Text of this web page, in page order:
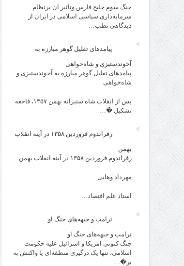
جنگ سوم خلیج فارس وتاثیر ان برنظام
سرمایه‌داری سیاسی اسلامی در ایران از
دیدگاهی تطب…
پیامدهای تقلیل گوهر مبارزه به
آخوندستیزی و شاه‌خواهی
پیامدهای تقلیل گوهر مبارزه به آخوندستیزی و
شاه‌خواهی
پس از انقلاب شاه ستیزانه بهمن ۱۳۵۷، فاجعه
تشکیل �…
رفراندوم فروردین ۱۳۵۸ در آینه انقلاب
بهمن
رفراندوم فروردین ۱۳۵۸ در آینه انقلاب بهمن
مهرداد وهابی
استاد علم اقتصاد…
ترامپ و جبهه‌های جنگ او
ترامپ و جبهه‌های جنگ او
جنگ کنونی آمریکا و اسرائیل علیه حکومت
اسلامی، تنها یک درگیری منطقه‌ای یا واکنش به
بر�…